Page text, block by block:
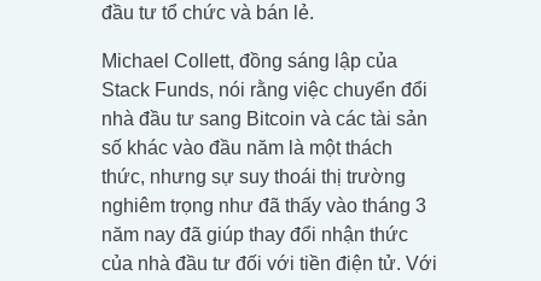
đầu tư tổ chức và bán lẻ.
Michael Collett, đồng sáng lập của
Stack Funds, nói rằng việc chuyển đổi
nhà đầu tư sang Bitcoin và các tài sản
số khác vào đầu năm là một thách
thức, nhưng sự suy thoái thị trường
nghiêm trọng như đã thấy vào tháng 3
năm nay đã giúp thay đổi nhận thức
của nhà đầu tư đối với tiền điện tử. Với